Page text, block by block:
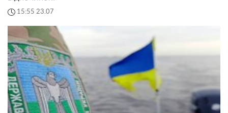
15:55 23.07